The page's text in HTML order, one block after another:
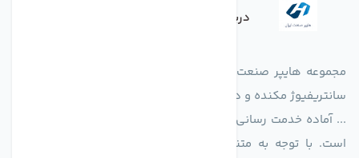
درباره فروشگاه
مجموعه هایپر صنعت ایران در امر تولید و واردات انواع فن های
سانتریفیوژ مکنده و دمنده آکسیال، سقفی، بین کانالی، مرغداری و
... آماده خدمت رسانی به شرکت های تولیدی، صنعتی و ساختمانی
است. با توجه به متنوع بودن فن های تولیدی کمپانی اروپایی